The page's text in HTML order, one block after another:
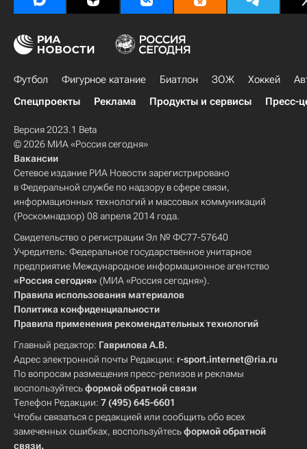
Футбол Фигурное катание Биатлон ЗОЖ Хоккей
Спецпроекты
Реклама Продукты и сервисы Пресс-
Версия 2023.1 Beta
© 2026 МИА «Россия сегодня»
Вакансии
Сетевое издание РИА Новости зарегистрировано
в Федеральной службе по надзору в сфере связи,
информационных технологий и массовых коммуникаций
(Роскомнадзор) 08 апреля 2014 года.
Свидетельство о регистрации Эл № ФС77-57640
Учредитель: Федеральное государственное унитарное
предприятие Международное информационное агентство
«Россия сегодня» (МИА «Россия сегодня»).
Правила использования материалов
Политика конфиденциальности
Правила применения рекомендательных технологий
Главный редактор: Гаврилова А.В.
Адрес электронной почты Редакции: r-sport.internet@ria.ru
По вопросам размещения пресс-релизов и рекламы
воспользуйтесьформой обратной связи
Телефон Редакции: 7 (495) 645-6601
Чтобы связаться с редакцией или сообщить обо всех
замеченных ошибках, воспользуйтесьформой обратной
связи.